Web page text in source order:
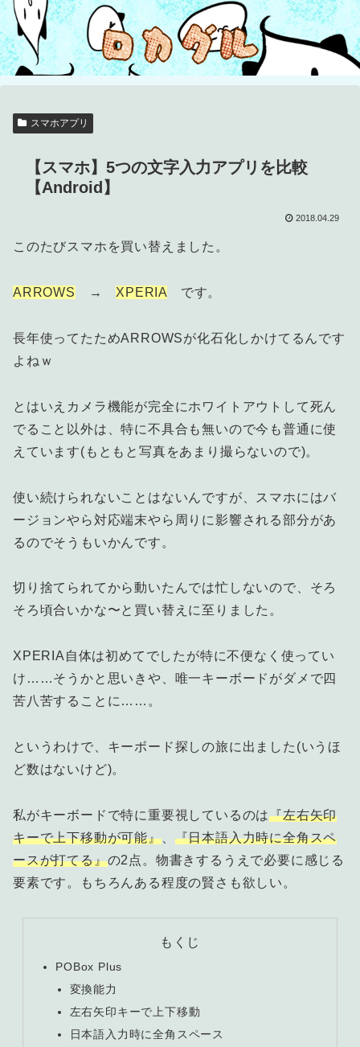
スマホアプリ
【スマホ】5つの文字入力アプリを比較
【Android】
2018.04.29
このたびスマホを買い替えました。
ARROWS → XPERIA です。
長年使ってたためARROWSが化石化しかけてるんです
よねｗ
とはいえカメラ機能が完全にホワイトアウトして死ん
でること以外は、特に不具合も無いので今も普通に使
えています(もともと写真をあまり撮らないので)。
使い続けられないことはないんですが、スマホにはバ
ージョンやら対応端末やら周りに影響される部分があ
るのでそうもいかんです。
切り捨てられてから動いたんでは忙しないので、そろ
そろ頃合いかな〜と買い替えに至りました。
XPERIA自体は初めてでしたが特に不便なく使ってい
け……そうかと思いきや、唯一キーボードがダメで四
苦八苦することに……。
というわけで、キーボード探しの旅に出ました(いうほ
ど数はないけど)。
私がキーボードで特に重要視しているのは『左右矢印
キーで上下移動が可能』、 『日本語入力時に全角スペ
ースが打てる』の2点。物書きするうえで必要に感じる
要素です。もちろんある程度の賢さも欲しい。
もくじ
POBox Plus
変換能力
左右矢印キーで上下移動
日本語入力時に全角スペース